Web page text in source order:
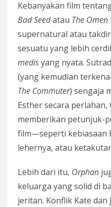
Kebanyakan film
Bad Seedatau The Omen
supernatural atau
sesuatu yang lebih
medisyang nyata.
(yang kemudian
The Commuter) sengaja
Esther secara
memberikan petunjuk-
film—seperti kebiasaan
lehernya, atau
Lebih dari itu, Orphan
keluarga yang solid di
jeritan. Konflik Kate dan